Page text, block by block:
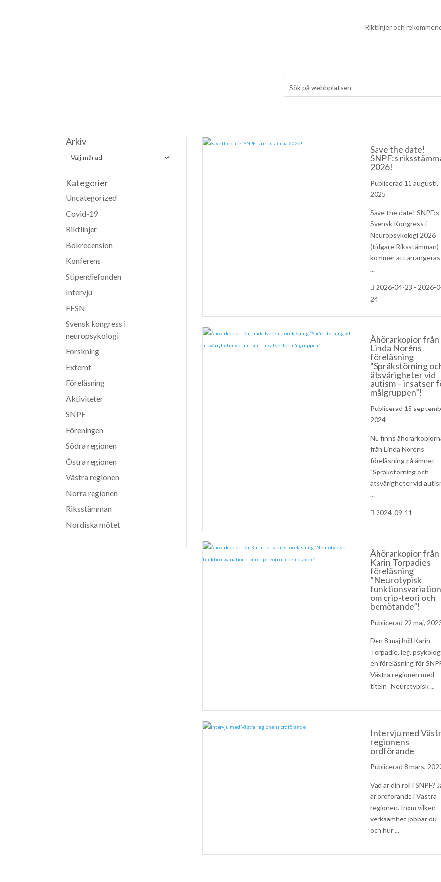
Riktlinjer och
Arkiv
Arkiv
Kategorier
Uncategorized
Covid-19
Riktlinjer
Bokrecension
Konferens
Stipendiefonden
Intervju
FESN
Svensk kongress i
neuropsykologi
Forskning
Externt
Föreläsning
Aktiviteter
SNPF
Föreningen
Södra regionen
Östra regionen
Västra regionen
Norra regionen
Riksstämman
Nordiska mötet
Save the date!
SNPF:s
2026!
11 augusti,
2025
Save the date! SNPF:s
Svensk Kongress i
Neuropsykologi 2026
(tidgare Riksstämman)
kommer att arrangeras
...
2026-04-23 - 2026-
24
Åhörarkopior från
Linda Noréns
föreläsning
“Språkstörning
ätsvårigheter vid
autism – insatser
målgruppen”!
15
2024
Nu finns
från Linda Noréns
föreläsning på ämnet
"Språkstörning och
ätsvårigheter vid
...
2024-09-11
Åhörarkopior från
Karin Torpadies
föreläsning
”Neurotypisk
funktionsvariation
om crip-teori och
bemötande”!
29 maj,
Den 8 maj höll Karin
Torpadie, leg. psykolog
en föreläsning för
Västra regionen med
titeln ”Neurotypisk ...
Intervju med
regionens
ordförande
8 mars,
Vad är din roll i SNPF?
är ordförande i Västra
regionen. Inom vilken
verksamhet jobbar du
och hur ...